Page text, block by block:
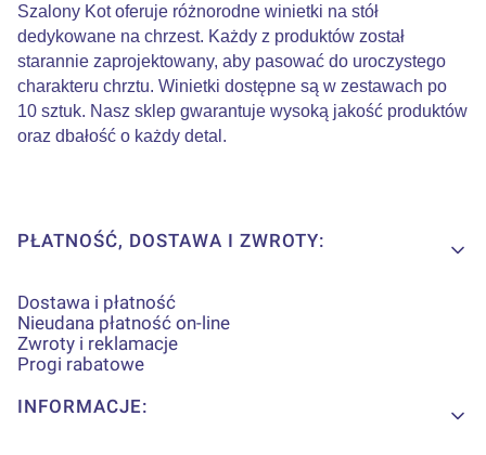
Szalony Kot oferuje różnorodne winietki na stół
dedykowane na chrzest. Każdy z produktów został
starannie zaprojektowany, aby pasować do uroczystego
charakteru chrztu. Winietki dostępne są w zestawach po
10 sztuk. Nasz sklep gwarantuje wysoką jakość produktów
oraz dbałość o każdy detal.
Linki w stopce
PŁATNOŚĆ, DOSTAWA I ZWROTY:
Dostawa i płatność
Nieudana płatność on-line
Zwroty i reklamacje
Progi rabatowe
INFORMACJE: